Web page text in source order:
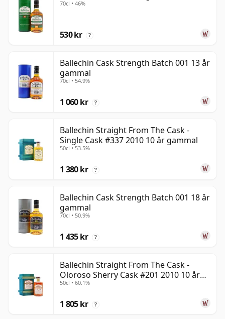
70cl • 46%
530 kr ?
Ballechin Cask Strength Batch 001 13 år
gammal
70cl • 54.9%
1 060 kr ?
Ballechin Straight From The Cask -
Single Cask #337 2010 10 år gammal
50cl • 53.5%
1 380 kr ?
Ballechin Cask Strength Batch 001 18 år
gammal
70cl • 50.9%
1 435 kr ?
Ballechin Straight From The Cask -
Oloroso Sherry Cask #201 2010 10 år
gammal
50cl • 60.1%
1 805 kr ?